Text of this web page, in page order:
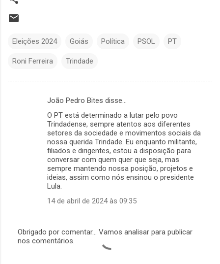
Eleições 2024 Goiás Política PSOL PT
Roni Ferreira Trindade
o
s
João Pedro Bites disse…
O PT está determinado a lutar pelo povo
Trindadense, sempre atentos aos diferentes
setores da sociedade e movimentos sociais da
nossa querida Trindade. Eu enquanto militante,
filiados e dirigentes, estou a disposição para
conversar com quem quer que seja, mas
sempre mantendo nossa posição, projetos e
ideias, assim como nós ensinou o presidente
Lula.
14 de abril de 2024 às 09:35
P
Obrigado por comentar... Vamos analisar para publicar
nos comentários.